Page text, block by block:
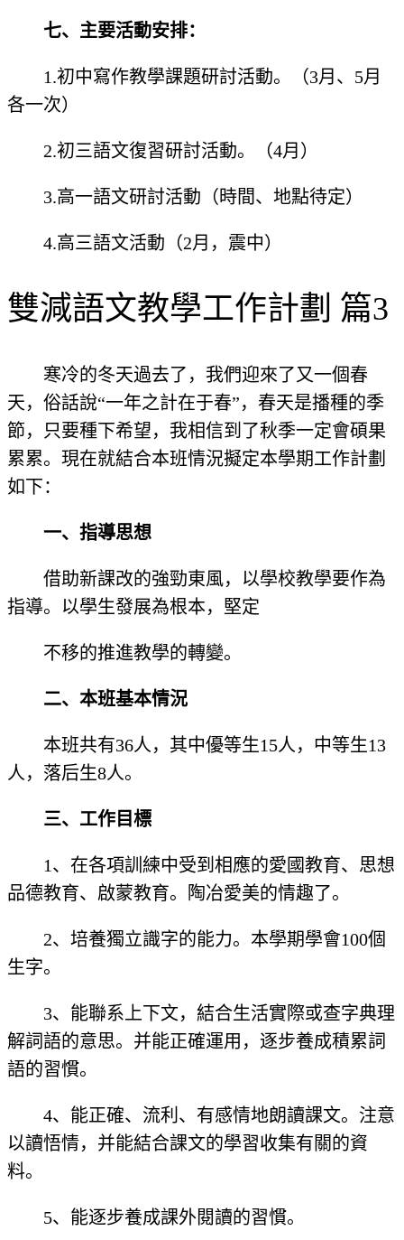
七、主要活動安排：
1.初中寫作教學課題研討活動。（3月、5月
各一次）
2.初三語文復習研討活動。（4月）
3.高一語文研討活動（時間、地點待定）
4.高三語文活動（2月，震中）
雙減語文教學工作計劃 篇3
寒冷的冬天過去了，我們迎來了又一個春
天，俗話說“一年之計在于春”，春天是播種的季
節，只要種下希望，我相信到了秋季一定會碩果
累累。現在就結合本班情況擬定本學期工作計劃
如下：
一、指導思想
借助新課改的強勁東風，以學校教學要作為
指導。以學生發展為根本，堅定
不移的推進教學的轉變。
二、本班基本情況
本班共有36人，其中優等生15人，中等生13
人，落后生8人。
三、工作目標
1、在各項訓練中受到相應的愛國教育、思想
品德教育、啟蒙教育。陶冶愛美的情趣了。
2、培養獨立識字的能力。本學期學會100個
生字。
3、能聯系上下文，結合生活實際或查字典理
解詞語的意思。并能正確運用，逐步養成積累詞
語的習慣。
4、能正確、流利、有感情地朗讀課文。注意
以讀悟情，并能結合課文的學習收集有關的資
料。
5、能逐步養成課外閱讀的習慣。